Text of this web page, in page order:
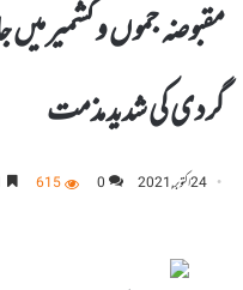
مقبوضہ جموں و کشمیر
گردی کی شدید مذمت
24 اکتوبر, 2021 0
615